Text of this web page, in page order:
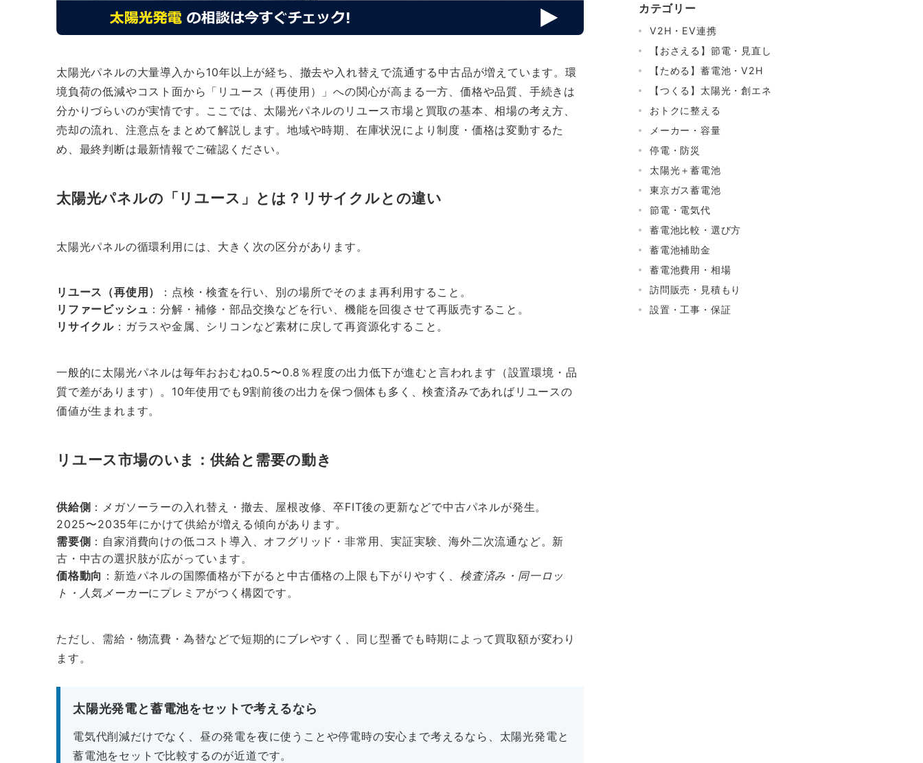
太陽光パネルの大量導入から10年以上が経ち、撤去や入れ替えで流通する中古品が増えています。環
境負荷の低減やコスト面から「リユース（再使用）」への関心が高まる一方、価格や品質、手続きは
分かりづらいのが実情です。ここでは、太陽光パネルのリユース市場と買取の基本、相場の考え方、
売却の流れ、注意点をまとめて解説します。地域や時期、在庫状況により制度・価格は変動するた
め、最終判断は最新情報でご確認ください。
太陽光パネルの「リユース」とは？リサイクルとの違い
太陽光パネルの循環利用には、大きく次の区分があります。
リユース（再使用）
：点検・検査を行い、別の場所でそのまま再利用すること。
リファービッシュ ：分解・補修・部品交換などを行い、機能を回復させて再販売すること。
リサイクル ：ガラスや金属、シリコンなど素材に戻して再資源化すること。
一般的に太陽光パネルは毎年おおむね0.5〜0.8％程度の出力低下が進むと言われます（設置環境・品
質で差があります）。10年使用でも9割前後の出力を保つ個体も多く、検査済みであればリユースの
価値が生まれます。
リユース市場のいま：供給と需要の動き
供給側 ：メガソーラーの入れ替え・撤去、屋根改修、卒FIT後の更新などで中古パネルが発生。
2025〜2035年にかけて供給が増える傾向があります。
需要側 ：自家消費向けの低コスト導入、オフグリッド・非常用、実証実験、海外二次流通など。新
古・中古の選択肢が広がっています。
価格動向 ：新造パネルの国際価格が下がると中古価格の上限も下がりやすく、検査済み・同一ロッ
ト・人気メーカーにプレミアがつく構図です。
ただし、需給・物流費・為替などで短期的にブレやすく、同じ型番でも時期によって買取額が変わり
ます。
太陽光発電と蓄電池をセットで考えるなら
電気代削減だけでなく、昼の発電を夜に使うことや停電時の安心まで考えるなら、太陽光発電と
蓄電池をセットで比較するのが近道です。
カテゴリー
V2H・EV連携
【おさえる】節電・見直し
【ためる】蓄電池・V2H
【つくる】太陽光・創エネ
おトクに整える
メーカー・容量
停電・防災
太陽光＋蓄電池
東京ガス蓄電池
節電・電気代
蓄電池比較・選び方
蓄電池補助金
蓄電池費用・相場
訪問販売・見積もり
設置・工事・保証